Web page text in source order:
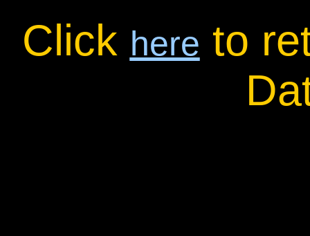
Click here to